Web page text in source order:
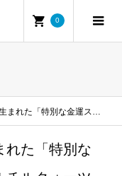
0
ヤ・ルチルクォーツ原石置物【20】※クリアケース付き
れた「特別な